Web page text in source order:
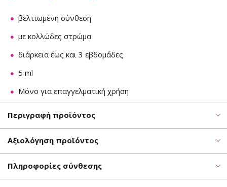
βελτιωμένη σύνθεση
με κολλώδες στρώμα
διάρκεια έως και 3 εβδομάδες
5 ml
Μόνο για επαγγελματική χρήση
Περιγραφή προϊόντος
Αξιολόγηση προϊόντος
Πληροφορίες σύνθεσης